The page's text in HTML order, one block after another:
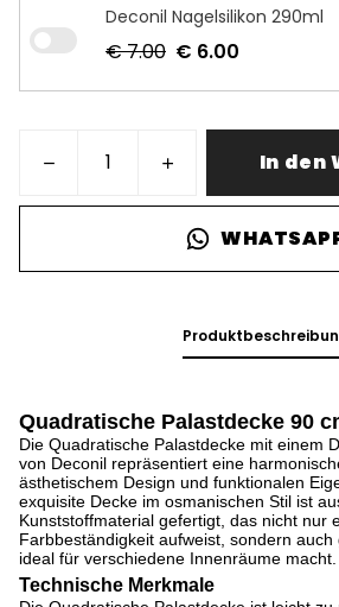
Deconil Nagelsilikon 290ml
€ 7.00 € 6.00
In den
Quadratische Palastdecke 90
Die Quadratische Palastdecke mit einem
von Deconil repräsentiert eine
ästhetischem Design und funktionalen
exquisite Decke im osmanischen Stil ist
Kunststoffmaterial gefertigt, das nicht nur
Farb­beständigkeit aufweist, sondern
ideal für verschiedene Innenräume macht.
Technische Merkmale